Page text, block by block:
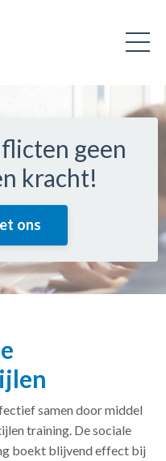
geen
kracht!
ons
samen door middel
training. De sociale
boekt blijvend effect bij